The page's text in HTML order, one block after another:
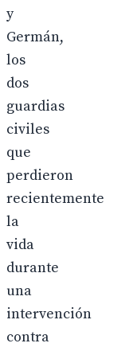
y
Germán,
los
dos
guardias
civiles
que
perdieron
recientemente
la
vida
durante
una
intervención
contra